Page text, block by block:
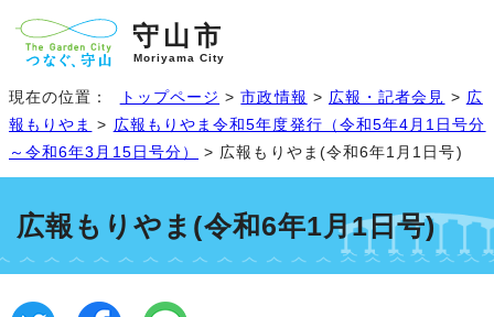
守山市
Moriyama City
現在の位置： トップページ >市政情報 > 広報・記者会見 > 広
報もりやま > 広報もりやま令和5年度発行（令和5年4月1日号分
～令和6年3月15日号分）
> 広報もりやま(令和6年1月1日号)
広報もりやま(令和6年1月1日号)